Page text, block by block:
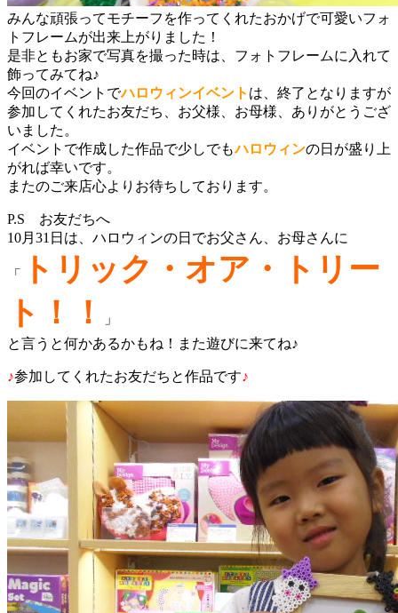
みんな頑張ってモチーフを作ってくれたおかげで可愛いフォ
トフレームが出来上がりました！
是非ともお家で写真を撮った時は、フォトフレームに入れて
飾ってみてね♪
今回のイベントでハロウィンイベント は、終了となりますが
参加してくれたお友だち、お父様、お母様、ありがとうござ
いました。
イベントで作成した作品で少しでもハロウィンの日が盛り上
がれば幸いです。
またのご来店心よりお待ちしております。
P.S お友だちへ
10月31日は、ハロウィンの日でお父さん、お母さんに
「
トリック・オア・トリー
ト！！
」
と言うと何かあるかもね！また遊びに来てね♪
♪参加してくれたお友だちと作品です♪